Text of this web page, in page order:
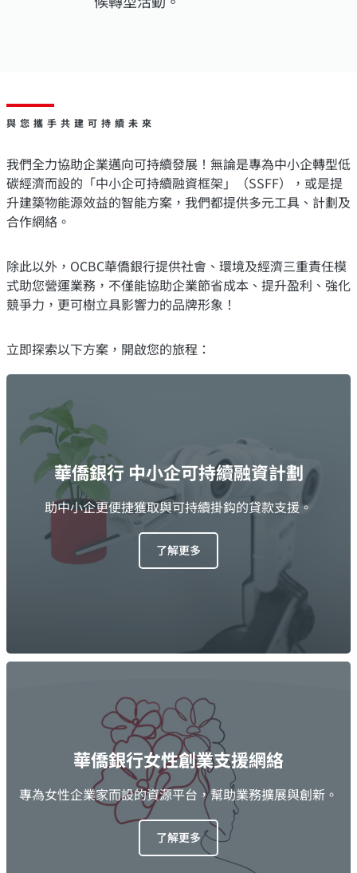
與您攜手共建可持續未來
我們全力協助企業邁向可持續發展！無論是專為中小企轉型低
碳經濟而設的「中小企可持續融資框架」（SSFF），或是提
升建築物能源效益的智能方案，我們都提供多元工具、計劃及
合作網絡。
除此以外，OCBC華僑銀行提供社會、環境及經濟三重責任模
式助您營運業務，不僅能協助企業節省成本、提升盈利、強化
競爭力，更可樹立具影響力的品牌形象！
立即探索以下方案，開啟您的旅程：
華僑銀行 中小企可持續融資計劃
助中小企更便捷獲取與可持續掛鈎的貸款支援。
了解更多
華僑銀行女性創業支援網絡
專為女性企業家而設的資源平台，幫助業務擴展與創新。
了解更多